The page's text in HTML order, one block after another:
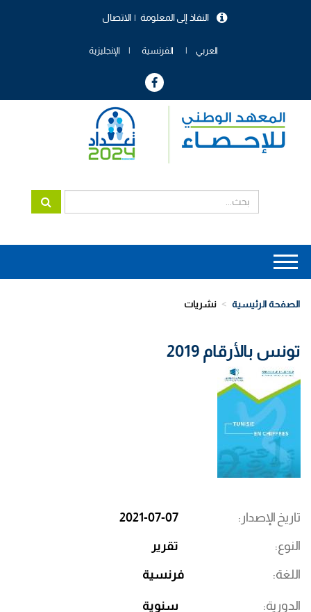
الاتصال النفاذ إلى المعلومة
العربي الفرنسية الإنجليزية
Main
navigation
الصفحة الرئيسية نشريات
تونس بالأرقام 2019
تاريخ الإصدار 2021-07-07
النوع تقرير
اللغة فرنسية
الدورية سنوية